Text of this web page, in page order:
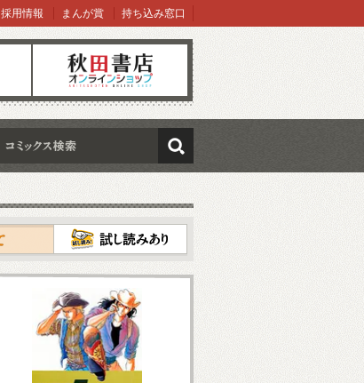
オンラインショップ
採用情報 まんが賞 持ち込み窓口
検索